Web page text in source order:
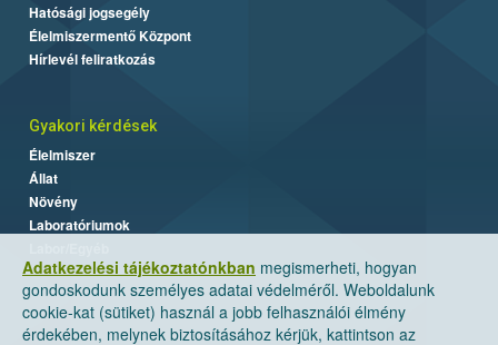
Adatkezelési tájékoztatónkban megismerheti, hogyan
gondoskodunk személyes adatai védelméről. Weboldalunk
cookie-kat (sütiket) használ a jobb felhasználói élmény
érdekében, melynek biztosításához kérjük, kattintson az
Hatósági jogsegély
Élelmiszermentő Központ
Hírlevél feliratkozás
Gyakori kérdések
Élelmiszer
Állat
Növény
Laboratóriumok